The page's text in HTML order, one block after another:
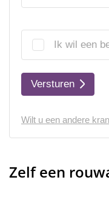
Ik wil een
Versturen
Wilt u een andere
Zelf een